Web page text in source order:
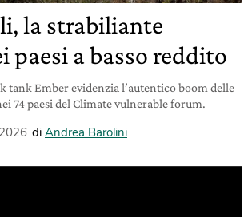
la strabiliante
paesi a basso reddito
tank Ember evidenzia l’autentico boom delle
74 paesi del Climate vulnerable forum.
di Andrea Barolini